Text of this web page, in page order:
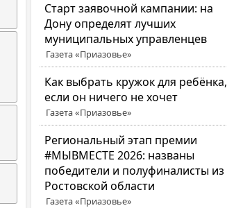
Старт заявочной кампании: на
Дону определят лучших
муниципальных управленцев
Газета «Приазовье»
Как выбрать кружок для ребёнка,
если он ничего не хочет
Газета «Приазовье»
Региональный этап премии
#МЫВМЕСТЕ 2026: названы
победители и полуфиналисты из
Ростовской области
Газета «Приазовье»